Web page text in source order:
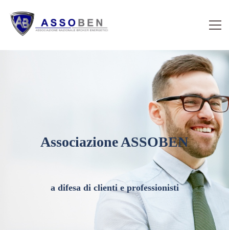
Associazione ASSOBEN
a difesa di clienti e professionisti